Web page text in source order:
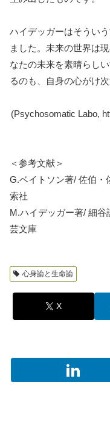
ハイデッガーはそうい
ました。未来の世界は
なたの未来を素晴らし
るのも、自身の心がけ
(Psychosomatic Labo,
＜参考文献＞
G.ベイトソン著/ 佐伯
索社
M.ハイデッガー著/ 細
芸文庫
心身論と生命論
X